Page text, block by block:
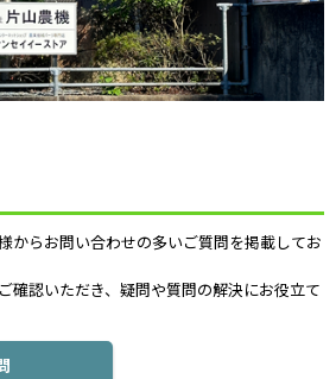
からお問い合わせの多いご質問を掲載してお
確認いただき、疑問や質問の解決にお役立て